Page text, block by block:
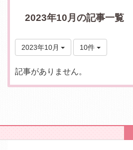
2023年10月の記事一覧
2023年10月 10件
記事がありません。